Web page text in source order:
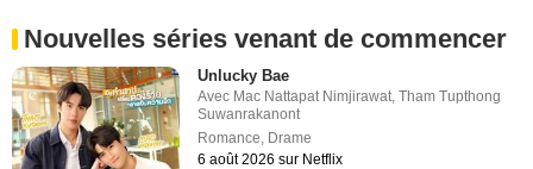
Nouvelles séries venant de commencer
Unlucky Bae
Avec Mac Nattapat Nimjirawat ,Tham Tupthong
Suwanrakanont
Romance Drame
6 août 2026 sur Netflix